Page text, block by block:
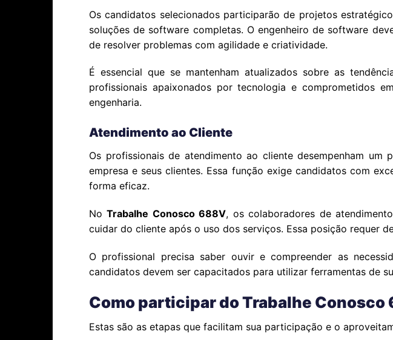
Os candidatos selecionados participarão de projetos
soluções de software completas. O engenheiro de software
de resolver problemas com agilidade e criatividade.
É essencial que se mantenham atualizados sobre as
profissionais apaixonados por tecnologia e comprometidos
engenharia.
Atendimento ao Cliente
Os profissionais de atendimento ao cliente desempenham
empresa e seus clientes. Essa função exige candidatos com
forma eficaz.
NoTrabalhe Conosco 688V, os colaboradores de
cuidar do cliente após o uso dos serviços. Essa posição requer
O profissional precisa saber ouvir e compreender as
candidatos devem ser capacitados para utilizar ferramentas de
Como participar do Trabalhe Conosco
Estas são as etapas que facilitam sua participação e o